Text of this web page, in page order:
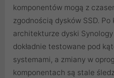
komponentów mogą z
zgodnością dysków SSD.
architekturze dyski
dokładnie testowane pod
systemami, a zmiany w
komponentach są stale